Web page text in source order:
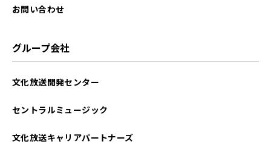
2025年06月
お問い合わせ
グループ会社
文化放送開発センター
セントラルミュージック
文化放送キャリアパートナーズ